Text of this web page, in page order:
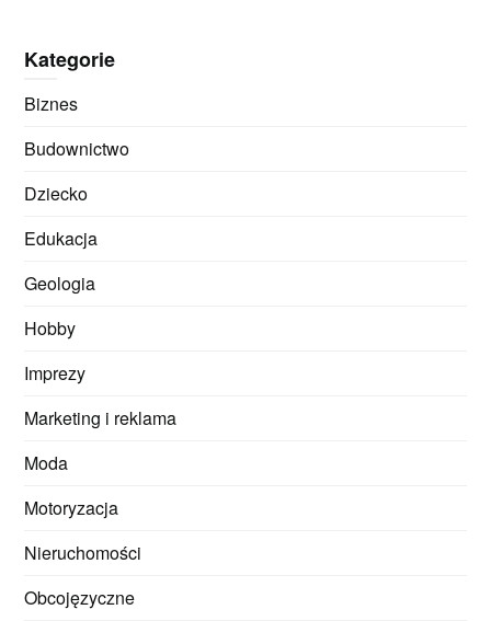
Kategorie
Biznes
Budownictwo
Dziecko
Edukacja
Geologia
Hobby
Imprezy
Marketing i reklama
Moda
Motoryzacja
Nieruchomości
Obcojęzyczne